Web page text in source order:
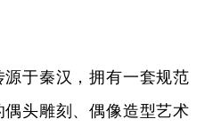
于秦汉，拥有一套规范
头雕刻、偶像造型艺术